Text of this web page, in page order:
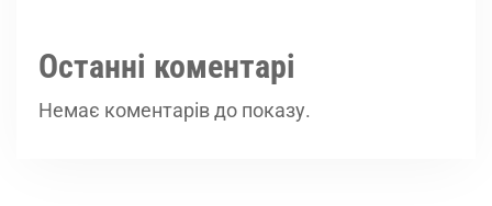
Останні коментарі
Немає коментарів до показу.